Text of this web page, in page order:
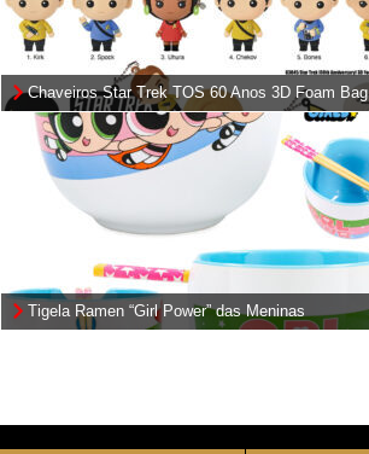
Chaveiros Star Trek TOS 60 Anos 3D Foam Bag
Clips
Tigela Ramen “Girl Power” das Meninas
Superpoderosas